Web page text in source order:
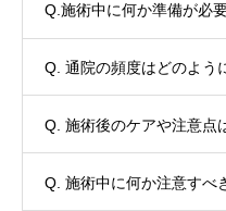
Q.施術中に何か準備が必
Q. 通院の頻度はどのよう
Q. 施術後のケアや注意点
Q. 施術中に何か注意すべ